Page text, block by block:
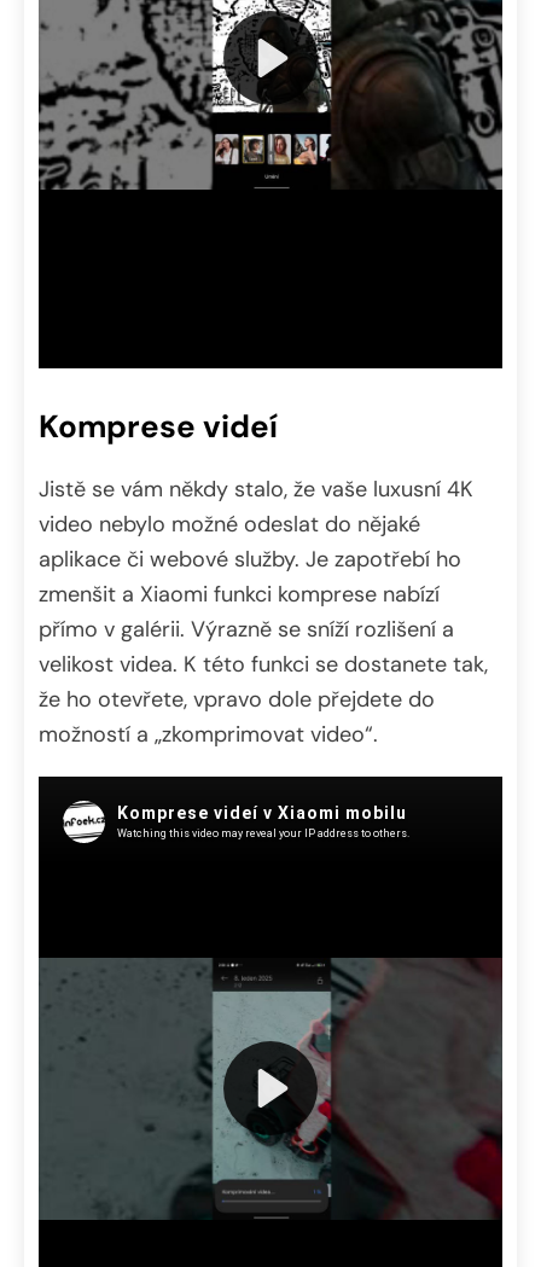
Komprese videí
Jistě se vám někdy stalo, že vaše luxusní 4K
video nebylo možné odeslat do nějaké
aplikace či webové služby. Je zapotřebí ho
zmenšit a Xiaomi funkci komprese nabízí
přímo v galérii. Výrazně se sníží rozlišení a
velikost videa. K této funkci se dostanete tak,
že ho otevřete, vpravo dole přejdete do
možností a „zkomprimovat video“.